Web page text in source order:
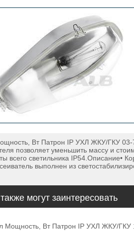
Вт Патрон IP УХЛ ЖКУ/ГКУ
позволяет уменьшить массу и
всего светильника IP54.Описание•
выполнен из
могут заинтересовать
Мощность, Вт Патрон IP УХЛ ЖКУ/